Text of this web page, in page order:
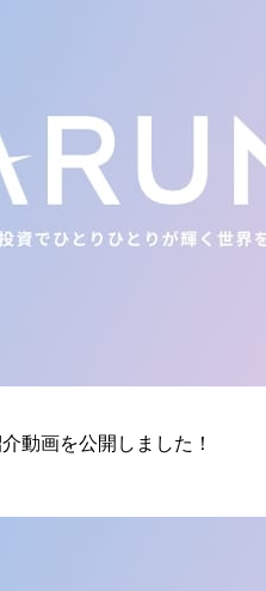
動画を公開しました！